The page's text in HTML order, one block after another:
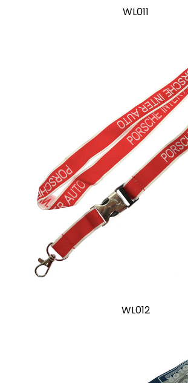
WL011
WL012